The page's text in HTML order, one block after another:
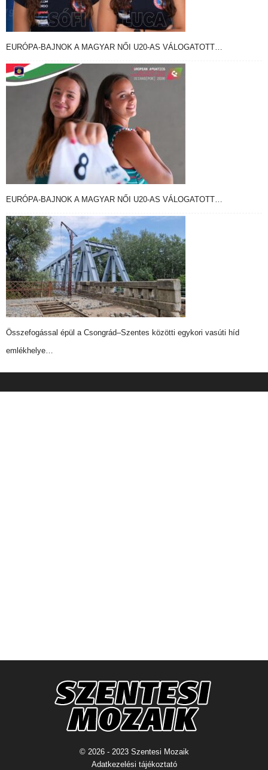
EURÓPA-BAJNOK A MAGYAR NŐI U20-AS VÁLOGATOTT…
EURÓPA-BAJNOK A MAGYAR NŐI U20-AS VÁLOGATOTT…
Összefogással épül a Csongrád–Szentes közötti egykori vasúti híd
emlékhelye…
© 2026 - 2023 Szentesi Mozaik
Adatkezelési tájékoztató